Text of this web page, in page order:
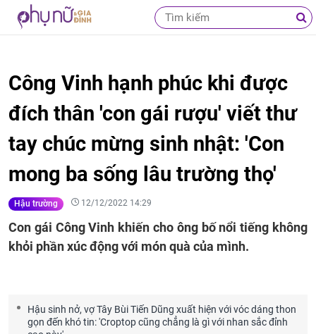
Công Vinh hạnh phúc khi được
đích thân 'con gái rượu' viết thư
tay chúc mừng sinh nhật: 'Con
mong ba sống lâu trường thọ'
Hậu trường 12/12/2022 14:29
Con gái Công Vinh khiến cho ông bố nổi tiếng không
khỏi phần xúc động với món quà của mình.
Hậu sinh nở, vợ Tây Bùi Tiến Dũng xuất hiện với vóc dáng thon
gọn đến khó tin: 'Croptop cũng chẳng là gì với nhan sắc đỉnh